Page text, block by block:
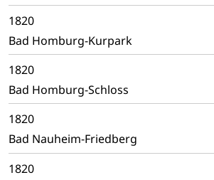
1820
Bad Homburg-Kurpark
1820
Bad Homburg-Schloss
1820
Bad Nauheim-Friedberg
1820